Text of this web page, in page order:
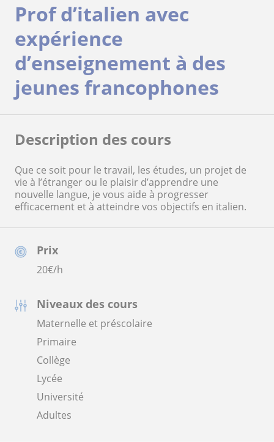
Prix
20€/h
Niveaux des cours
Maternelle et préscolaire
Primaire
Collège
Lycée
Université
Adultes
Prof d’italien avec
expérience
d’enseignement à des
jeunes francophones
Description des cours
Que ce soit pour le travail, les études, un projet de
vie à l’étranger ou le plaisir d’apprendre une
nouvelle langue, je vous aide à progresser
efficacement et à atteindre vos objectifs en italien.